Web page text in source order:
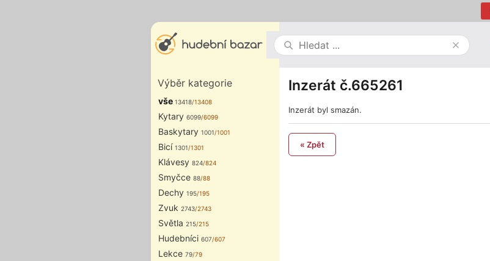
Výběr kategorie
vše 13418/13408
Kytary 6099/6099
Baskytary 1001/1001
Bicí 1301/1301
Klávesy 824/824
Smyčce 88/88
Dechy 195/195
Zvuk 2743/2743
Světla 215/215
Hudebníci 607/607
Lekce 79/79
Inzerát č.665261
Inzerát byl smazán.
« Zpět